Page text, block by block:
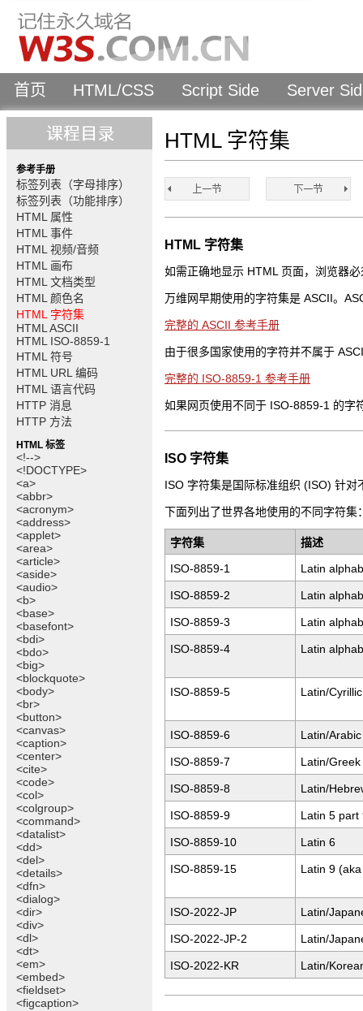
首页 HTML/CSS Script Side Server
参考手册
标签列表（字母排序）
标签列表（功能排序）
HTML 属性
HTML 事件
HTML 视频/音频
HTML 画布
HTML 文档类型
HTML 颜色名
HTML 字符集
HTML ASCII
HTML ISO-8859-1
HTML 符号
HTML URL 编码
HTML 语言代码
HTTP 消息
HTTP 方法
HTML 标签
<!-->
<!DOCTYPE>
<a>
<abbr>
<acronym>
<address>
<applet>
<area>
<article>
<aside>
<audio>
<b>
<base>
<basefont>
<bdi>
<bdo>
<big>
<blockquote>
<body>
<br>
<button>
<canvas>
<caption>
<center>
<cite>
<code>
<col>
<colgroup>
<command>
<datalist>
<dd>
<del>
<details>
<dfn>
<dialog>
<dir>
<div>
<dl>
<dt>
<em>
<embed>
<fieldset>
<figcaption>
HTML 字符集
HTML 字符集
如需正确地显示 HTML 页面，浏览器
万维网早期使用的字符集是 ASCII。
完整的 ASCII 参考手册
由于很多国家使用的字符并不属于
完整的 ISO-8859-1 参考手册
如果网页使用不同于 ISO-8859-1 的字
ISO 字符集
ISO 字符集是国际标准组织 (ISO) 针
下面列出了世界各地使用的不同字符集
字符集
描述
ISO-8859-1
Latin
ISO-8859-2 Latin
ISO-8859-3 Latin
ISO-8859-4 Latin
ISO-8859-5 Latin/
ISO-8859-6 Latin/
ISO-8859-7 Latin/
ISO-8859-8 Latin/
ISO-8859-9 Latin 5 part
ISO-8859-10 Latin 6
ISO-8859-15 Latin 9
ISO-2022-JP Latin/
ISO-2022-JP-2 Latin/
ISO-2022-KR Latin/